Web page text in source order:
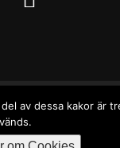
AB
av dessa kakor är